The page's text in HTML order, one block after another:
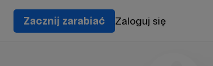
Zacznij zarabiać Zaloguj się